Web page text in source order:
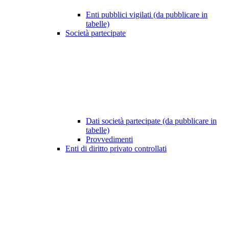
Enti pubblici vigilati (da pubblicare in
tabelle)
Società partecipate
Dati società partecipate (da pubblicare in
tabelle)
Provvedimenti
Enti di diritto privato controllati